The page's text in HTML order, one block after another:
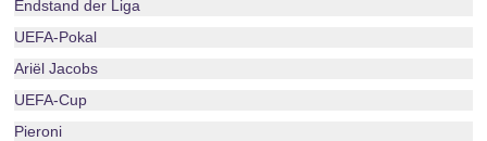
Endstand der Liga
UEFA-Pokal
Ariël Jacobs
UEFA-Cup
Pieroni